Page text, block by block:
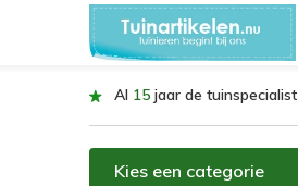
Al 15 jaar de tuinspecialist
Kies een categorie